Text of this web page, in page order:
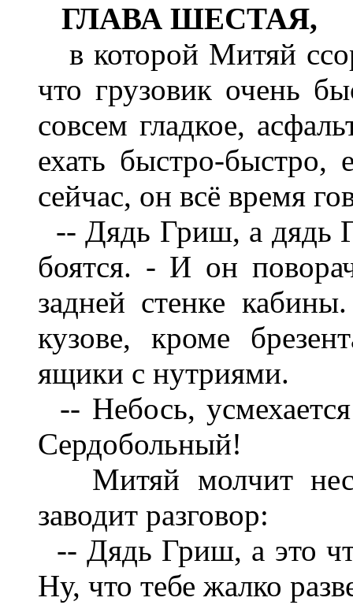
ГЛАВА ШЕСТАЯ,
в которой Митяй
что грузовик очень
совсем гладкое,
ехать быстро-быстро,
сейчас, он всё время
-- Дядь Гриш, а дядь
боятся. - И он
задней стенке
кузове, кроме
ящики с нутриями.
-- Небось,
Сердобольный!
Митяй молчит
заводит разговор:
-- Дядь Гриш, а это
Ну, что тебе жалко